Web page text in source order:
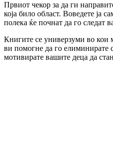
Првиот чекор за да ги
која било област. Воведете ја
полека ќе почнат да го следат
Книгите се универзуми во кои
ви помогне да го елиминирате
мотивирате вашите деца да